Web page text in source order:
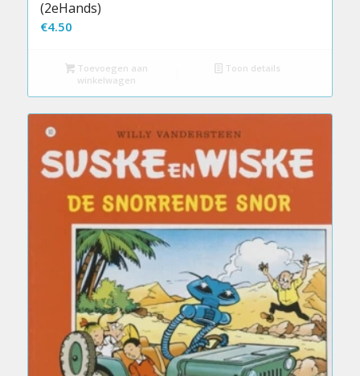
(2eHands)
€4.50
Toevoegen aan
winkelwagen
Toon details